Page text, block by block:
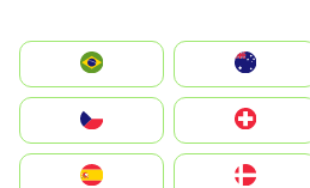
الإمارات العربية المتحدة
Switzerland
Deutschland